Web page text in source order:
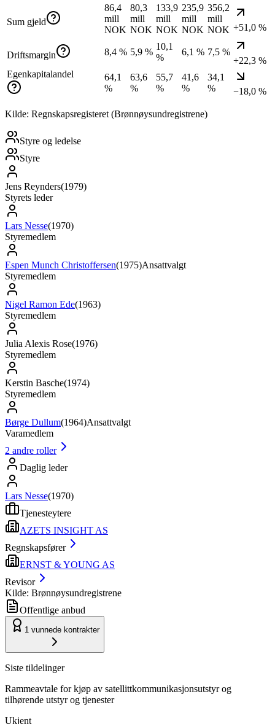
Sum gjeld
86,4
mill
NOK
80,3
mill
NOK
133,9
mill
NOK
235,9
mill
NOK
356,2
mill
NOK +51,0 %
Driftsmargin 8,4 % 5,9 %
10,1
%
6,1 % 7,5 %
+22,3 %
Egenkapitalandel
64,1
%
63,6
%
55,7
%
41,6
%
34,1
%
−18,0 %
Kilde: Regnskapsregisteret (Brønnøysundregistrene)
Styre og ledelse
Styre
Jens Reynders(1979)
Styrets leder
Lars Nesse(1970)
Styremedlem
Espen Munch Christoffersen(1975)Ansattvalgt
Styremedlem
Nigel Ramon Ede(1963)
Styremedlem
Julia Alexis Rose(1976)
Styremedlem
Kerstin Basche(1974)
Styremedlem
Børge Dullum(1964)Ansattvalgt
Varamedlem
2 andre roller
Daglig leder
Lars Nesse(1970)
Tjenesteytere
AZETS INSIGHT AS
Regnskapsfører
ERNST & YOUNG AS
Revisor
Kilde: Brønnøysundregistrene
Offentlige anbud
1 vunnede kontrakter
Siste tildelinger
Rammeavtale for kjøp av satellittkommunikasjonsutstyr og
tilhørende utstyr og tjenester
Ukjent